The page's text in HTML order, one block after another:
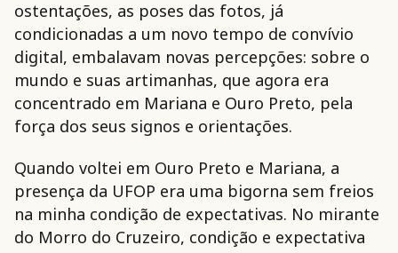
ostentações, as poses das fotos, já
condicionadas a um novo tempo de convívio
digital, embalavam novas percepções: sobre o
mundo e suas artimanhas, que agora era
concentrado em Mariana e Ouro Preto, pela
força dos seus signos e orientações.
Quando voltei em Ouro Preto e Mariana, a
presença da UFOP era uma bigorna sem freios
na minha condição de expectativas. No mirante
do Morro do Cruzeiro, condição e expectativa